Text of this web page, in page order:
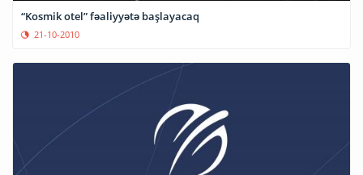
“Kosmik otel” fəaliyyətə başlayacaq
21-10-2010